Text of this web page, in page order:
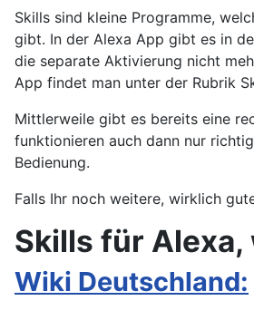
Skills sind kleine Programme,
gibt. In der Alexa App gibt es in
die separate Aktivierung nicht
App findet man unter der Rubrik
Mittlerweile gibt es bereits eine
funktionieren auch dann nur
Bedienung.
Falls Ihr noch weitere, wirklich
Skills für Alexa,
Wiki Deutschland: